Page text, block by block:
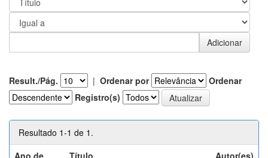
Result./Pág. | Ordenar por
Ordenar
Registro(s)
Resultado 1-1 de 1.
Ano de
Título Autor(es)